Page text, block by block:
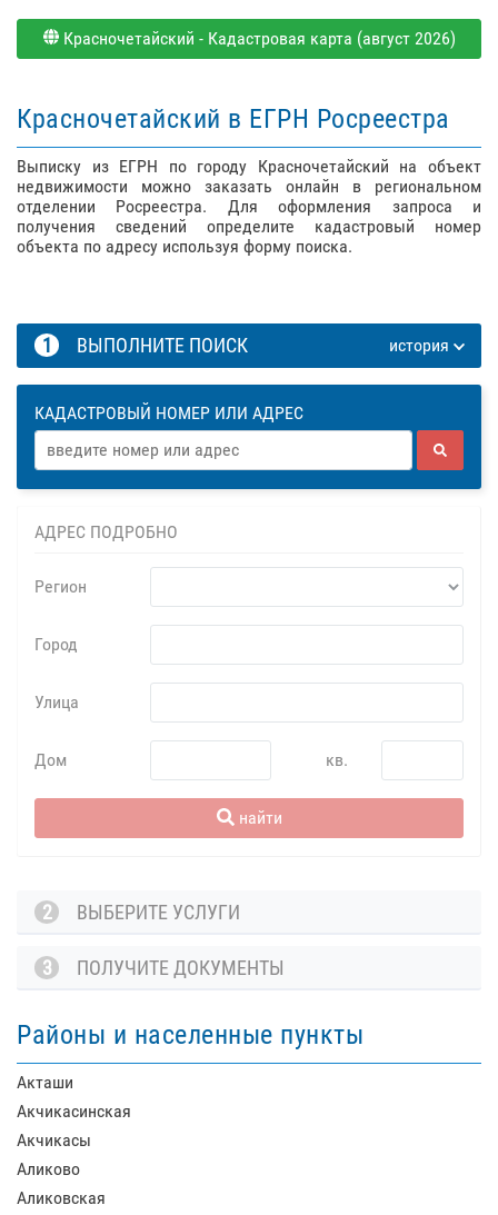
Красночетайский - Кадастровая карта (август 2026)
Красночетайский в ЕГРН Росреестра
Выписку из ЕГРН по городу Красночетайский на объект
недвижимости можно заказать онлайн в региональном
отделении Росреестра. Для оформления запроса и
получения сведений определите кадастровый номер
объекта по адресу используя форму поиска.
1 ВЫПОЛНИТЕ ПОИСК история
КАДАСТРОВЫЙ НОМЕР ИЛИ АДРЕС
АДРЕС ПОДРОБНО
Регион
Город
Улица
Дом кв.
найти
2 ВЫБЕРИТЕ УСЛУГИ
3 ПОЛУЧИТЕ ДОКУМЕНТЫ
Районы и населенные пункты
Акташи
Акчикасинская
Акчикасы
Аликово
Аликовская